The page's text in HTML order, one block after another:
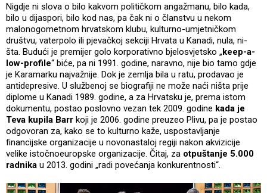
Nigdje ni slova o bilo kakvom političkom angažmanu, bilo kada,
bilo u dijaspori, bilo kod nas, pa čak ni o članstvu u nekom
malonogometnom hrvatskom klubu, kulturno-umjetničkom
društvu, vaterpolo ili pjevačkoj sekciji Hrvata u Kanadi, nula, ni-
šta. Budući je premijer golo korporativno bjelosvjetsko „keep-a-
low-profile“ biće, pa ni 1991. godine, naravno, nije bio tamo gdje
je Karamarku najvažnije. Dok je zemlja bila u ratu, prodavao je
antidepresive. U službenoj se biografiji ne može naći ništa prije
diplome u Kanadi 1989. godine, a za Hrvatsku je, prema istom
dokumentu, postao poslovno vezan tek 2009. godine kada je
Teva kupila Barr koji je 2006. godine preuzeo Plivu, pa je postao
odgovoran za, kako se to kulturno kaže, uspostavljanje
financijske organizacije u novonastaloj regiji nakon akvizicije
velike istočnoeuropske organizacije. Čitaj, za otpuštanje 5.000
radnika u 2013. godini „radi povećanja konkurentnosti“.